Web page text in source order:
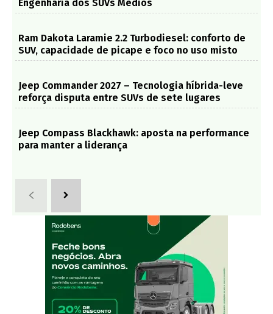
Engenharia dos SUVs Médios
Ram Dakota Laramie 2.2 Turbodiesel: conforto de
SUV, capacidade de picape e foco no uso misto
Jeep Commander 2027 – Tecnologia híbrida-leve
reforça disputa entre SUVs de sete lugares
Jeep Compass Blackhawk: aposta na performance
para manter a liderança